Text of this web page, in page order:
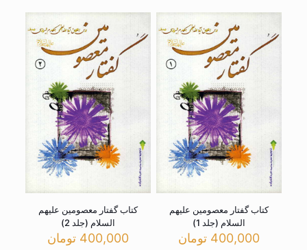
کتاب گفتار معصومین علیهم
السلام (جلد 1)
400,000 تومان
کتاب گفتار معصومین علیهم
السلام (جلد 2)
400,000 تومان